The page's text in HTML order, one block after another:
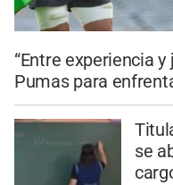
“Entre experiencia
Pumas para
se